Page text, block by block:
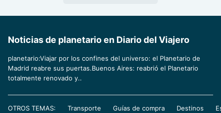
Noticias de planetario en Diario del Viajero
planetario:Viajar por los confines del universo: el Planetario de
Madrid reabre sus puertas.Buenos Aires: reabrió el Planetario
totalmente renovado y..
OTROS TEMAS: Transporte Guías de compra Destinos